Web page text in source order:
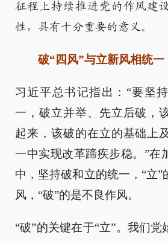
征程上持续推进党的作风建
性，具有十分重要的意义。
破“四风”与立新风相统一
习近平总书记指出：“要坚
一，破立并举、先立后破，
起来，该破的在立的基础上
一中实现改革蹄疾步稳。”在
中，坚持破和立的统一，“立
风，“破”的是不良作风。
“破”的关键在于“立”。我们